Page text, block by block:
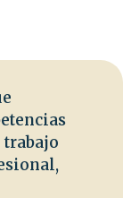
trabajo